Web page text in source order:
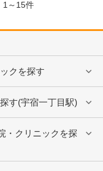
1～15件
クを探す
す(宇宿一丁目駅)
・クリニックを探